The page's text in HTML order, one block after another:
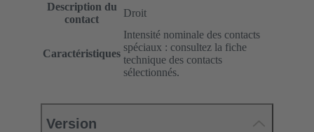
Description du
contact
Droit
Caractéristiques
Intensité nominale des contacts
spéciaux : consultez la fiche
technique des contacts
sélectionnés.
Version